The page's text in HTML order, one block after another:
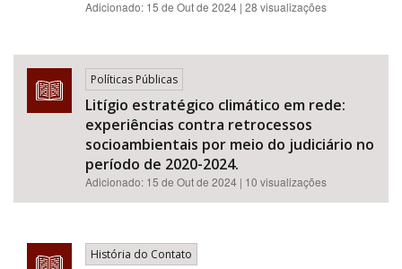
Adicionado: 15 de Out de 2024 | 28 visualizações
Políticas Públicas
Litígio estratégico climático em rede:
experiências contra retrocessos
socioambientais por meio do judiciário no
período de 2020-2024.
Adicionado: 15 de Out de 2024 | 10 visualizações
História do Contato